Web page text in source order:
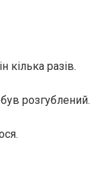
разів.
розгублений.